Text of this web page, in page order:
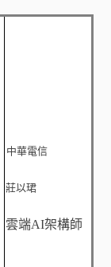
中華電信
莊以珺
雲端AI架構師